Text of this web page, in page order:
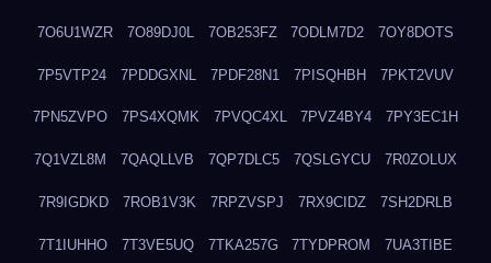
7O6U1WZR 7O89DJ0L 7OB253FZ 7ODLM7D2 7OY8DOTS
7P5VTP24 7PDDGXNL 7PDF28N1 7PISQHBH 7PKT2VUV
7PN5ZVPO 7PS4XQMK 7PVQC4XL 7PVZ4BY4 7PY3EC1H
7Q1VZL8M 7QAQLLVB 7QP7DLC5 7QSLGYCU 7R0ZOLUX
7R9IGDKD 7ROB1V3K 7RPZVSPJ 7RX9CIDZ 7SH2DRLB
7T1IUHHO 7T3VE5UQ 7TKA257G 7TYDPROM 7UA3TIBE